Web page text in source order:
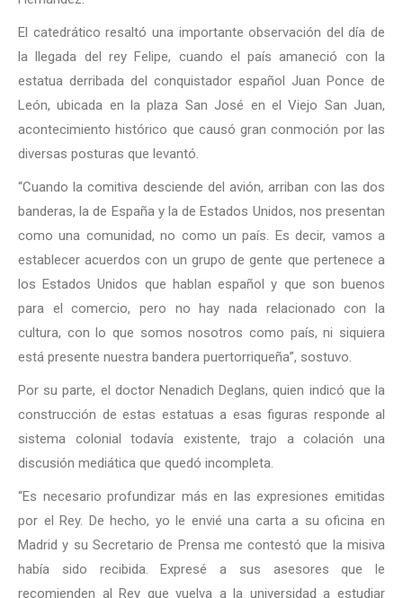
El catedrático resaltó una importante observación del día de
la llegada del rey Felipe, cuando el país amaneció con la
estatua derribada del conquistador español Juan Ponce de
León, ubicada en la plaza San José en el Viejo San Juan,
acontecimiento histórico que causó gran conmoción por las
diversas posturas que levantó.
“Cuando la comitiva desciende del avión, arriban con las dos
banderas, la de España y la de Estados Unidos, nos presentan
como una comunidad, no como un país. Es decir, vamos a
establecer acuerdos con un grupo de gente que pertenece a
los Estados Unidos que hablan español y que son buenos
para el comercio, pero no hay nada relacionado con la
cultura, con lo que somos nosotros como país, ni siquiera
está presente nuestra bandera puertorriqueña”, sostuvo.
Por su parte, el doctor Nenadich Deglans, quien indicó que la
construcción de estas estatuas a esas figuras responde al
sistema colonial todavía existente, trajo a colación una
discusión mediática que quedó incompleta.
“Es necesario profundizar más en las expresiones emitidas
por el Rey. De hecho, yo le envié una carta a su oficina en
Madrid y su Secretario de Prensa me contestó que la misiva
había sido recibida. Expresé a sus asesores que le
recomienden al Rey que vuelva a la universidad a estudiar